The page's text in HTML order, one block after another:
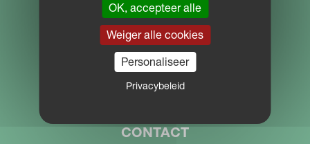
Download Centre
PARTNER PORTAL
MYKVERNELAND
CONTACT
OK, accepteer alle
Weiger alle cookies
Personaliseer
Privacybeleid